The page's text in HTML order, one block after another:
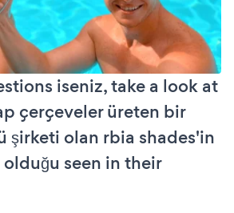
iseniz, take a look at
çerçeveler üreten bir
şirketi olan rbia shades'in
seen in their